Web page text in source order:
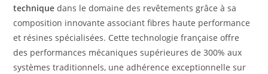
technique dans le domaine des revêtements grâce à sa
composition innovante associant fibres haute performance
et résines spécialisées. Cette technologie française offre
des performances mécaniques supérieures de 300% aux
systèmes traditionnels, une adhérence exceptionnelle sur